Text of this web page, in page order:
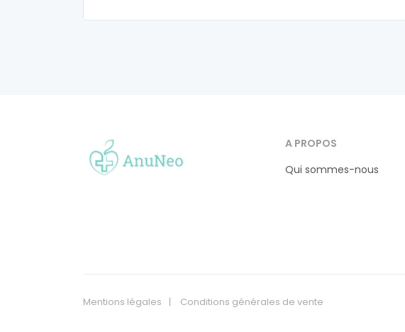
A PROPOS
Qui sommes-nous
Mentions légales Conditions générales de vente